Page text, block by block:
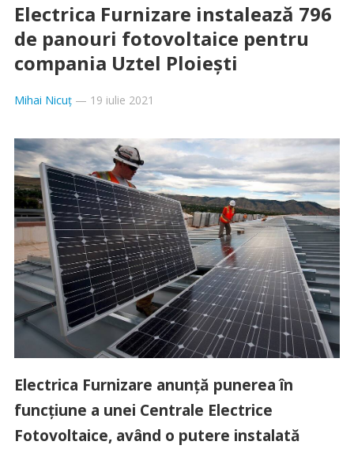
Electrica Furnizare instalează 796
de panouri fotovoltaice pentru
compania Uztel Ploieşti
Mihai Nicuț— 19 iulie 2021
Electrica Furnizare anunţă punerea în
funcţiune a unei Centrale Electrice
Fotovoltaice, având o putere instalată